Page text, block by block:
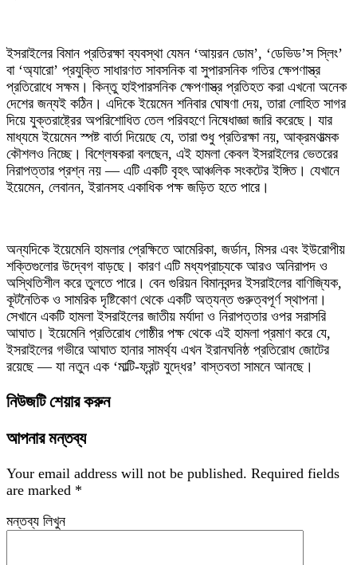
ইসরাইলের বিমান প্রতিরক্ষা ব্যবস্থা যেমন ‘আয়রন ডোম’, ‘ডেভিড’স স্লিং’
বা ‘অ্যারো’ প্রযুক্তি সাধারণত সাবসনিক বা সুপারসনিক গতির ক্ষেপণাস্ত্র
প্রতিরোধে সক্ষম। কিন্তু হাইপারসনিক ক্ষেপণাস্ত্র প্রতিহত করা এখনো অনেক
দেশের জন্যই কঠিন। এদিকে ইয়েমেন শনিবার ঘোষণা দেয়, তারা লোহিত সাগর
দিয়ে যুক্তরাষ্ট্রের অপরিশোধিত তেল পরিবহণে নিষেধাজ্ঞা জারি করেছে। যার
মাধ্যমে ইয়েমেন স্পষ্ট বার্তা দিয়েছে যে, তারা শুধু প্রতিরক্ষা নয়, আক্রমণাত্মক
কৌশলও নিচ্ছে। বিশ্লেষকরা বলছেন, এই হামলা কেবল ইসরাইলের ভেতরের
নিরাপত্তার প্রশ্ন নয় — এটি একটি বৃহৎ আঞ্চলিক সংকটের ইঙ্গিত। যেখানে
ইয়েমেন, লেবানন, ইরানসহ একাধিক পক্ষ জড়িত হতে পারে।
অন্যদিকে ইয়েমেনি হামলার প্রেক্ষিতে আমেরিকা, জর্ডান, মিসর এবং ইউরোপীয়
শক্তিগুলোর উদ্বেগ বাড়ছে। কারণ এটি মধ্যপ্রাচ্যকে আরও অনিরাপদ ও
অস্থিতিশীল করে তুলতে পারে। বেন গুরিয়ন বিমানবন্দর ইসরাইলের বাণিজ্যিক,
কূটনৈতিক ও সামরিক দৃষ্টিকোণ থেকে একটি অত্যন্ত গুরুত্বপূর্ণ স্থাপনা।
সেখানে একটি হামলা ইসরাইলের জাতীয় মর্যাদা ও নিরাপত্তার ওপর সরাসরি
আঘাত। ইয়েমেনি প্রতিরোধ গোষ্ঠীর পক্ষ থেকে এই হামলা প্রমাণ করে যে,
ইসরাইলের গভীরে আঘাত হানার সামর্থ্য এখন ইরানঘনিষ্ঠ প্রতিরোধ জোটের
রয়েছে — যা নতুন এক ‘মাল্টি-ফ্রন্ট যুদ্ধের’ বাস্তবতা সামনে আনছে।
নিউজটি শেয়ার করুন
আপনার মন্তব্য
Your email address will not be published. Required fields
are marked *
মন্তব্য লিখুন